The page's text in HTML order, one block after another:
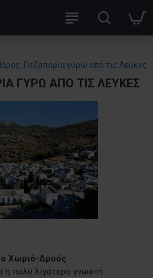
Πεζοπορία γύρω από τις Λεύκες
ΓΎΡΩ ΑΠΌ ΤΙΣ ΛΕΎΚΕΣ
Χωριό-Δρυός
η πολύ λιγότερο γνωστή